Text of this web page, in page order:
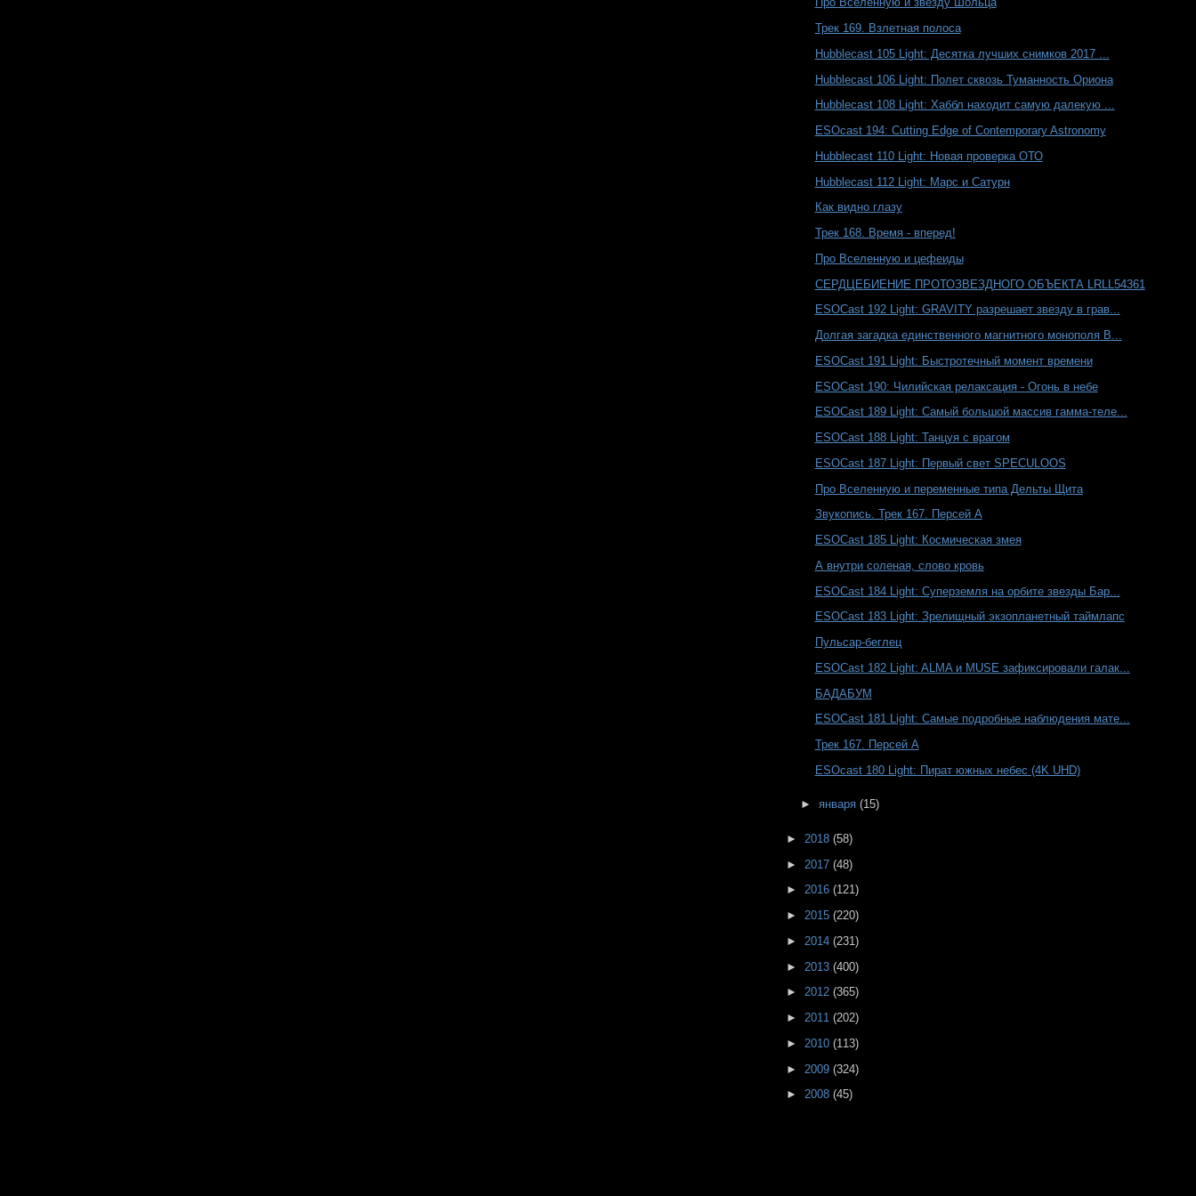
Трек 169. Взлетная полоса
Hubblecast 105 Light: Десятка лучших снимков 2017 ...
Hubblecast 106 Light: Полет сквозь Туманность Ориона
Hubblecast 108 Light: Хаббл находит самую далекую ...
ESOcast 194: Cutting Edge of Contemporary Astronomy
Hubblecast 110 Light: Новая проверка ОТО
Hubblecast 112 Light: Марс и Сатурн
Как видно глазу
Трек 168. Время - вперед!
Про Вселенную и цефеиды
СЕРДЦЕБИЕНИЕ ПРОТОЗВЕЗДНОГО ОБЪЕКТА LRLL54361
ESOCast 192 Light: GRAVITY разрешает звезду в грав...
Долгая загадка единственного магнитного монополя В...
ESOCast 191 Light: Быстротечный момент времени
ESOCast 190: Чилийская релаксация - Огонь в небе
ESOCast 189 Light: Самый большой массив гамма-теле...
ESOCast 188 Light: Танцуя с врагом
ESOCast 187 Light: Первый свет SPECULOOS
Про Вселенную и переменные типа Дельты Щита
Звукопись. Трек 167. Персей А
ESOCast 185 Light: Космическая змея
А внутри соленая, слово кровь
ESOCast 184 Light: Суперземля на орбите звезды Бар...
ESOCast 183 Light: Зрелищный экзопланетный таймлапс
Пульсар-беглец
ESOCast 182 Light: ALMA и MUSE зафиксировали галак...
БАДАБУМ
ESOCast 181 Light: Самые подробные наблюдения мате...
Трек 167. Персей А
ESOcast 180 Light: Пират южных небес (4K UHD)
► января (15)
► 2018(58)
► 2017(48)
►2016(121)
►2015(220)
► 2014(231)
► 2013(400)
►2012(365)
►2011(202)
► 2010(113)
► 2009(324)
►2008(45)